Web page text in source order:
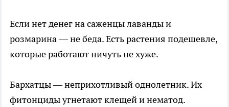
Если нет денег на саженцы лаванды и
розмарина — не беда. Есть растения подешевле,
которые работают ничуть не хуже.
Бархатцы — неприхотливый однолетник. Их
фитонциды угнетают клещей и нематод.